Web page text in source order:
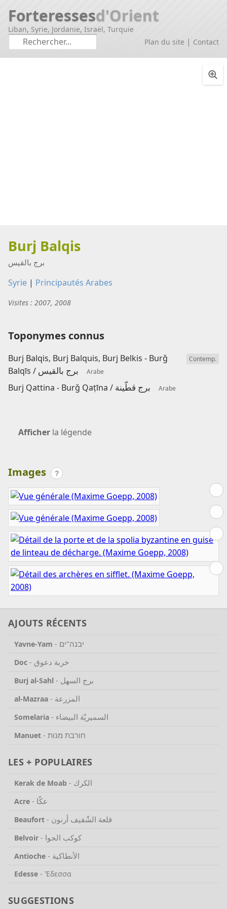
Forteressesd'Orient
Liban, Syrie, Jordanie, Israël, Turquie
Plan du site | Contact
Burj Balqis
برج بالقيس
Syrie | Principautés Arabes
Visites : 2007, 2008
Toponymes connus
Burj Balqis, Burj Balquis, Burj Belkis - Burǧ
Balqīs / برج بالقيس Arabe
Contemp.
Burj Qattina - Burǧ Qaṭīna / برج قطّينة Arabe
Afficher la légende
Images ?
AJOUTS RÉCENTS
Yavne-Yam - יבנה־ים
Doc - خربة دعوق
Burj al-Sahl - برج السهل
al-Mazraa - المزرعة
Somelaria - السميريّة البيضاء
Manuet - חורבת מנות
LES + POPULAIRES
Kerak de Moab - الكرك
Acre - عكّا
Beaufort - قلعة الشّقيف أرنون
Belvoir - كوكب الحوا
Antioche - الأنطاكية
Edesse - Ἔδεσσα
SUGGESTIONS